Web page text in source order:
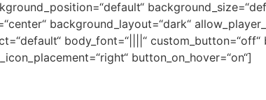
background_layout=“dark“
body_font=“||||“
button_on_hover=“on“]